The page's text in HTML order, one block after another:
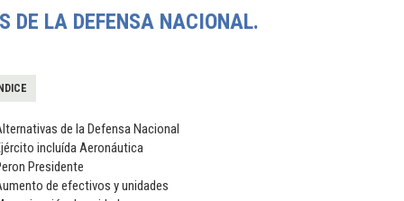
DE LA DEFENSA NACIONAL.
de la Defensa Nacional
incluída Aeronáutica
Presidente
de efectivos y unidades